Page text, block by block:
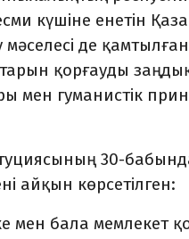
күшіне енетін
де
қорғауды
мен гуманистік
30-
айқын көрсетілген:
мен бала мемлекет